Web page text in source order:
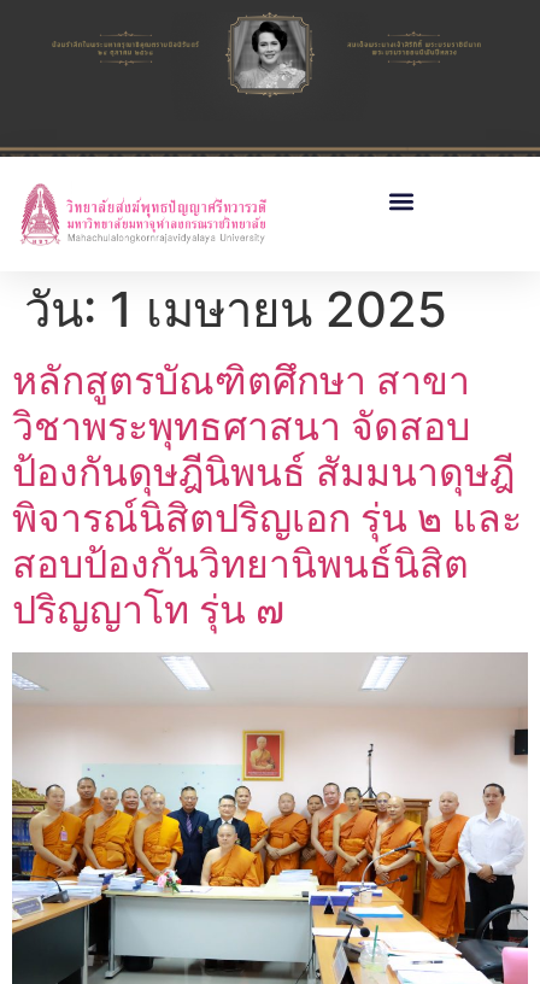
วัน: 1 เมษายน 2025
หลักสูตรบัณฑิตศึกษา สาขา
วิชาพระพุทธศาสนา จัดสอบ
ป้องกันดุษฎีนิพนธ์ สัมมนาดุษฎี
พิจารณ์นิสิตปริญเอก รุ่น ๒ และ
สอบป้องกันวิทยานิพนธ์นิสิต
ปริญญาโท รุ่น ๗